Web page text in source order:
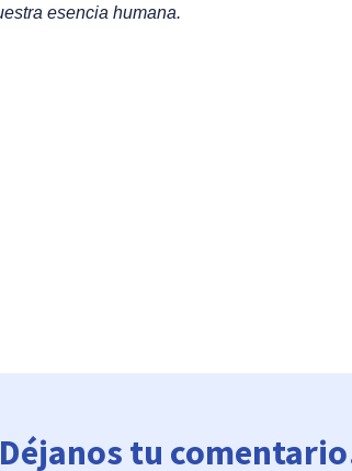
esencia humana.
tu